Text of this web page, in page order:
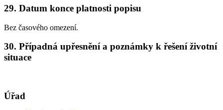
29. Datum konce platnosti popisu
Bez časového omezení.
30. Případná upřesnění a poznámky k řešení životní
situace
Úřad